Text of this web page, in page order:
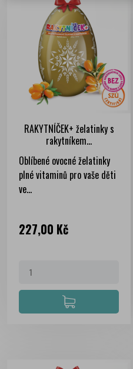
RAKYTNÍČEK+ želatinky s
rakytníkem...
Oblíbené ovocné želatinky
plné vitaminů pro vaše děti
ve...
Cena
227,00 Kč